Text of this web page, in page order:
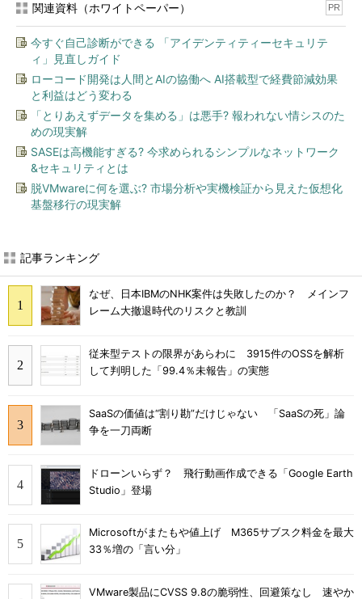
関連資料（ホワイトペーパー） PR
今すぐ自己診断ができる 「アイデンティティーセキュリテ
ィ」見直しガイド
ローコード開発は人間とAIの協働へ AI搭載型で経費節減効果
と利益はどう変わる
「とりあえずデータを集める」は悪手? 報われない情シスのた
めの現実解
SASEは高機能すぎる? 今求められるシンプルなネットワーク
&セキュリティとは
脱VMwareに何を選ぶ? 市場分析や実機検証から見えた仮想化
基盤移行の現実解
記事ランキング
なぜ、日本IBMのNHK案件は失敗したのか？ メインフ
レーム大撤退時代のリスクと教訓
従来型テストの限界があらわに 3915件のOSSを解析
して判明した「99.4％未報告」の実態
SaaSの価値は“割り勘”だけじゃない 「SaaSの死」論
争を一刀両断
ドローンいらず？ 飛行動画作成できる「Google Earth
Studio」登場
Microsoftがまたもや値上げ M365サブスク料金を最大
33％増の「言い分」
VMware製品にCVSS 9.8の脆弱性、回避策なし 速やか